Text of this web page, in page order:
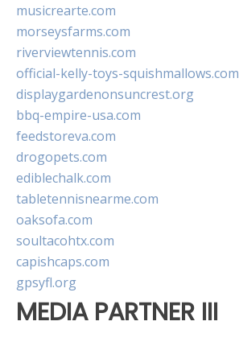
musicrearte.com
morseysfarms.com
riverviewtennis.com
official-kelly-toys-squishmallows.com
displaygardenonsuncrest.org
bbq-empire-usa.com
feedstoreva.com
drogopets.com
ediblechalk.com
tabletennisnearme.com
oaksofa.com
soultacohtx.com
capishcaps.com
gpsyfl.org
MEDIA PARTNER III